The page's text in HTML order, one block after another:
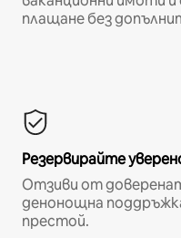
плащане без
Резервирайте
Отзиви от
денонощна
престой.